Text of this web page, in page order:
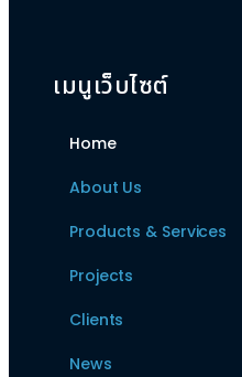
เมนูเว็บไซต์
Home
About Us
Products & Services
Projects
Clients
News